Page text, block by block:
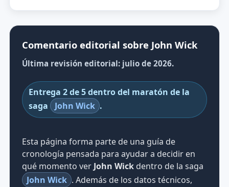
Comentario editorial sobre John Wick
Última revisión editorial: julio de 2026.
Entrega 2 de 5 dentro del maratón de la
saga
John Wick .
Esta página forma parte de una guía de
cronología pensada para ayudar a decidir en
qué momento ver John Wickdentro de la saga
John Wick . Además de los datos técnicos,